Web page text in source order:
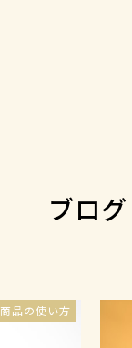
ブログ
商品の使い方